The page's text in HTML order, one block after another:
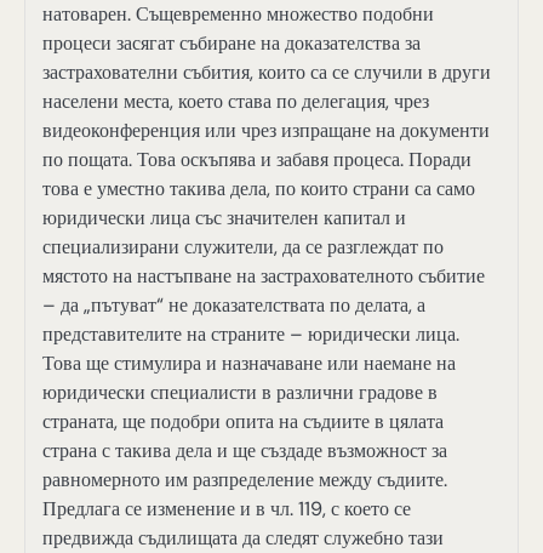
натоварен. Същевременно множество подобни
процеси засягат събиране на доказателства за
застрахователни събития, които са се случили в други
населени места, което става по делегация, чрез
видеоконференция или чрез изпращане на документи
по пощата. Това оскъпява и забавя процеса. Поради
това е уместно такива дела, по които страни са само
юридически лица със значителен капитал и
специализирани служители, да се разглеждат по
мястото на настъпване на застрахователното събитие
– да „пътуват“ не доказателствата по делата, а
представителите на страните – юридически лица.
Това ще стимулира и назначаване или наемане на
юридически специалисти в различни градове в
страната, ще подобри опита на съдиите в цялата
страна с такива дела и ще създаде възможност за
равномерното им разпределение между съдиите.
Предлага се изменение и в чл. 119, с което се
предвижда съдилищата да следят служебно тази